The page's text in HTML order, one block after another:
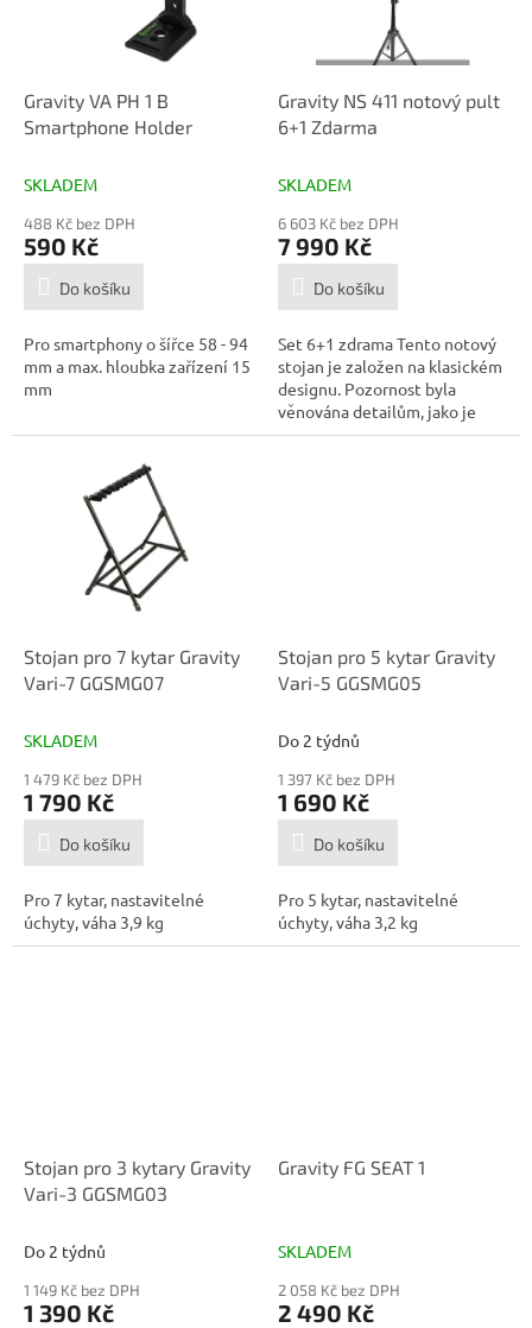
Gravity VA PH 1 B
Smartphone Holder
SKLADEM
488 Kč bez DPH
590 Kč
Do košíku
Pro smartphony o šířce 58 - 94
mm a max. hloubka zařízení 15
mm
Gravity NS 411 notový pult
6+1 Zdarma
SKLADEM
6 603 Kč bez DPH
7 990 Kč
Do košíku
Set 6+1 zdrama Tento notový
stojan je založen na klasickém
designu. Pozornost byla
věnována detailům, jako je
nosný...
Stojan pro 7 kytar Gravity
Vari-7 GGSMG07
SKLADEM
1 479 Kč bez DPH
1 790 Kč
Do košíku
Pro 7 kytar, nastavitelné
úchyty, váha 3,9 kg
Stojan pro 5 kytar Gravity
Vari-5 GGSMG05
Do 2 týdnů
1 397 Kč bez DPH
1 690 Kč
Do košíku
Pro 5 kytar, nastavitelné
úchyty, váha 3,2 kg
Stojan pro 3 kytary Gravity
Vari-3 GGSMG03
Do 2 týdnů
1 149 Kč bez DPH
1 390 Kč
Gravity FG SEAT 1
SKLADEM
2 058 Kč bez DPH
2 490 Kč